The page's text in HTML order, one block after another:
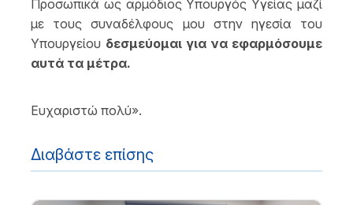
Προσωπικά ως αρμόδιος Υπουργός Υγείας μαζί
με τους συναδέλφους μου στην ηγεσία του
Υπουργείου δεσμεύομαι για να εφαρμόσουμε
αυτά τα μέτρα.
Ευχαριστώ πολύ».
Διαβάστε επίσης